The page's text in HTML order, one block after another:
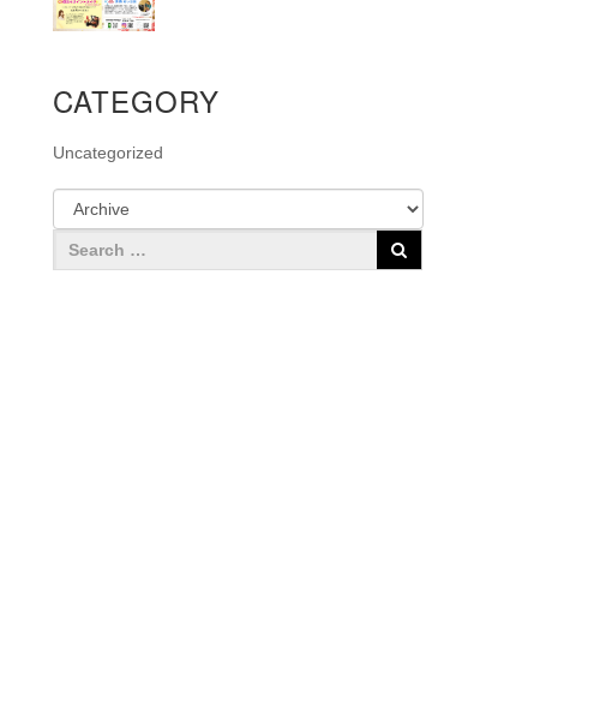
CATEGORY
Uncategorized